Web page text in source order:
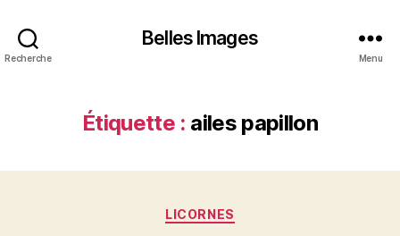
Recherche
Belles Images
Menu
Étiquette : ailes papillon
Catégories
LICORNES